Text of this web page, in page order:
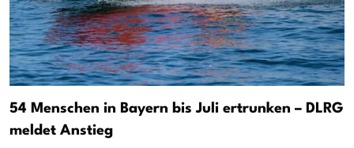
54 Menschen in Bayern bis Juli ertrunken – DLRG
meldet Anstieg